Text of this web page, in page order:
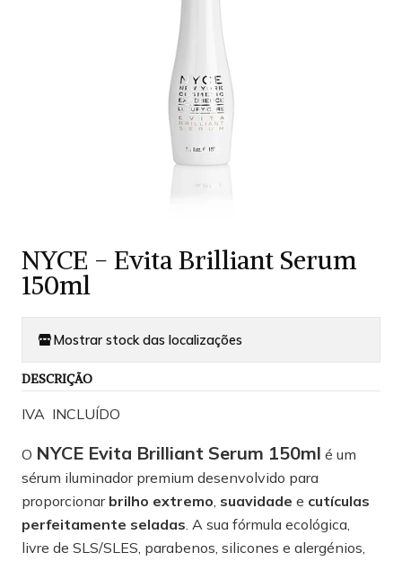
NYCE - Evita Brilliant Serum
150ml
Mostrar stock das localizações
DESCRIÇÃO
IVA INCLUÍDO
O NYCE Evita Brilliant Serum 150ml é um
sérum iluminador premium desenvolvido para
proporcionar brilho extremo, suavidade e cutículas
perfeitamente seladas. A sua fórmula ecológica,
livre de SLS/SLES, parabenos, silicones e alergénios,